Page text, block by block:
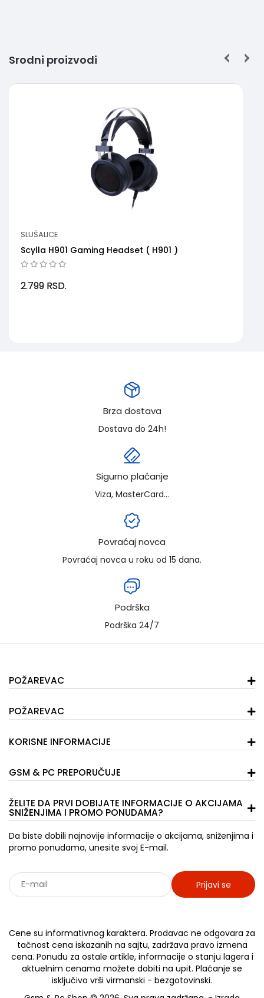
Srodni proizvodi
SLUŠALICE
Scylla H901 Gaming Headset ( H901 )
2.799 RSD.
Brza dostava
Dostava do 24h!
Sigurno plaćanje
Viza, MasterCard...
Povraćaj novca
Povraćaj novca u roku od 15 dana.
Podrška
Podrška 24/7
POŽAREVAC
POŽAREVAC
KORISNE INFORMACIJE
GSM & PC PREPORUČUJE
ŽELITE DA PRVI DOBIJATE INFORMACIJE O AKCIJAMA
SNIŽENJIMA I PROMO PONUDAMA?
Da biste dobili najnovije informacije o akcijama, sniženjima i
promo ponudama, unesite svoj E-mail.
Prijavi se
Cene su informativnog karaktera. Prodavac ne odgovara za
tačnost cena iskazanih na sajtu, zadržava pravo izmena
cena. Ponudu za ostale artikle, informacije o stanju lagera i
aktuelnim cenama možete dobiti na upit. Plaćanje se
isključivo vrši virmanski - bezgotovinski.